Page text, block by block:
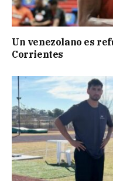
Un venezolano es
Corrientes